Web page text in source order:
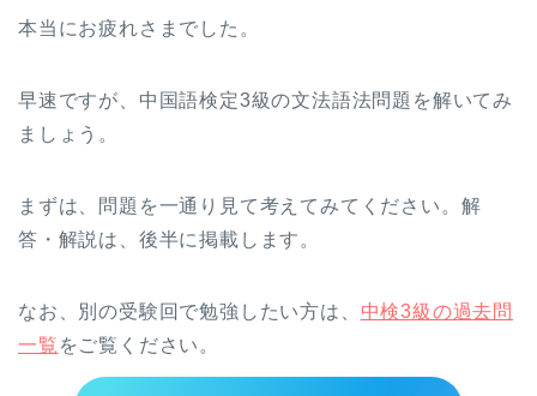
本当にお疲れさまでした。
早速ですが、中国語検定3級の文法語法問題を解いてみ
ましょう。
まずは、問題を一通り見て考えてみてください。解
答・解説は、後半に掲載します。
なお、別の受験回で勉強したい方は、 中検3級の過去問
一覧 をご覧ください。